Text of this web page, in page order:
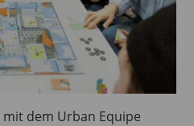
dem Urban Equipe